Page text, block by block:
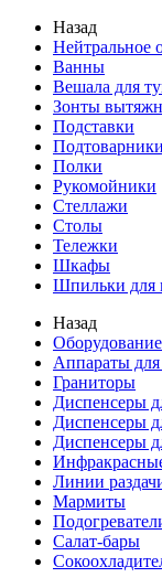
Назад
Нейтральное
Ванны
Вешала для
Зонты
Подставки
Подтоварники
Полки
Рукомойники
Стеллажи
Столы
Тележки
Шкафы
Шпильки для
Назад
Аппараты для
Граниторы
Диспенсеры
Диспенсеры
Диспенсеры
Линии
Мармиты
Салат-бары